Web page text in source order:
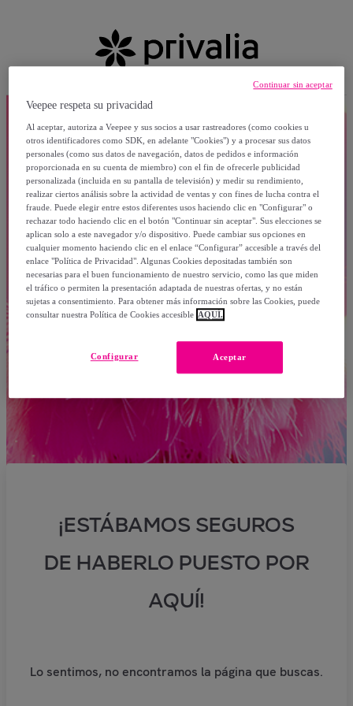
¡ESTÁBAMOS SEGUROS
DE HABERLO PUESTO POR
AQUÍ!
Lo sentimos, no encontramos la página que buscas.
Veepee respeta su privacidad
Al aceptar, autoriza a Veepee y sus socios a usar rastreadores (como cookies u
otros identificadores como SDK, en adelante "Cookies") y a procesar sus datos
personales (como sus datos de navegación, datos de pedidos e información
proporcionada en su cuenta de miembro) con el fin de ofrecerle publicidad
personalizada (incluida en su pantalla de televisión) y medir su rendimiento,
realizar ciertos análisis sobre la actividad de ventas y con fines de lucha contra el
fraude. Puede elegir entre estos diferentes usos haciendo clic en "Configurar" o
rechazar todo haciendo clic en el botón "Continuar sin aceptar". Sus elecciones se
aplican solo a este navegador y/o dispositivo. Puede cambiar sus opciones en
cualquier momento haciendo clic en el enlace “Configurar” accesible a través del
enlace "Política de Privacidad". Algunas Cookies depositadas también son
necesarias para el buen funcionamiento de nuestro servicio, como las que miden
el tráfico o permiten la presentación adaptada de nuestras ofertas, y no están
sujetas a consentimiento. Para obtener más información sobre las Cookies, puede
consultar nuestra Política de Cookies accesible AQUÍ.
Aceptar
Configurar
Continuar sin aceptar